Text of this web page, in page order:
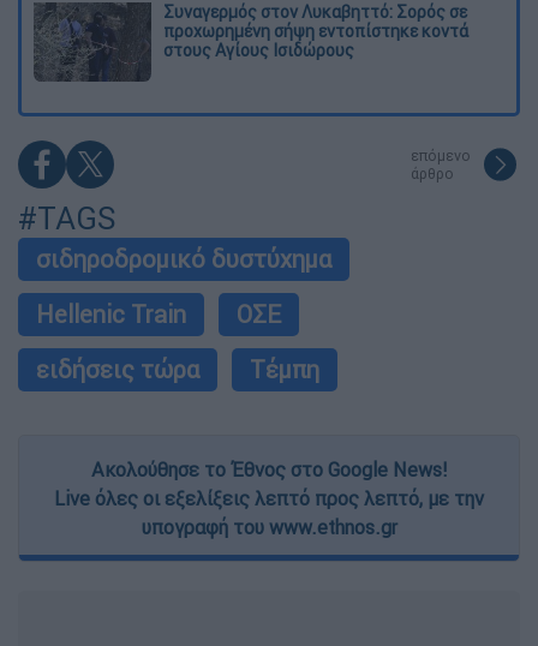
Συναγερμός στον Λυκαβηττό: Σορός σε
προχωρημένη σήψη εντοπίστηκε κοντά
στους Αγίους Ισιδώρους
επόμενο
άρθρο
#TAGS
σιδηροδρομικό δυστύχημα
Hellenic Train
ΟΣΕ
ειδήσεις τώρα
Τέμπη
Ακολούθησε το Έθνος στο Google News!
Live όλες οι εξελίξεις λεπτό προς λεπτό, με την
υπογραφή του www.ethnos.gr